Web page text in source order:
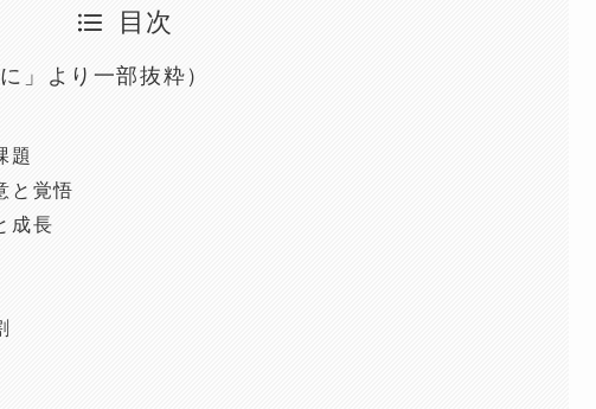
目次
」より一部抜粋）
題
と覚悟
成長